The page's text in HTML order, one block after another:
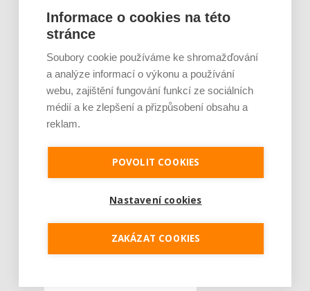
opatření zároveň majitelé
provozoven v první řadě
zabezpečovali chod svých
prodejen.„Co období
nouzového stavu naopak
ukázalo v plné nahotě, byly
limity e-shopů
s potravinami. Statisticky to
možná nevypadá, jejich růst
se však týkal pouze velkých a
krajských měst, nikoliv
není klientela a v dohledné
Informace o cookies na této
stránce
Soubory cookie používáme ke shromažďování
a analýze informací o výkonu a používání
webu, zajištění fungování funkcí ze sociálních
médií a ke zlepšení a přizpůsobení obsahu a
reklam.
POVOLIT COOKIES
Nastavení cookies
ZAKÁZAT COOKIES